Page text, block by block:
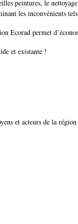
peintures, le
les inconvénients
Ecorad permet
et existante !
et acteurs de la